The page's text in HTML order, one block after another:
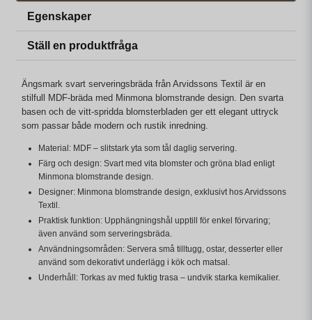
Egenskaper
Ställ en produktfråga
Ängsmark svart serveringsbräda från Arvidssons Textil är en
stilfull MDF-bräda med Minmona blomstrande design. Den svarta
basen och de vitt-spridda blomsterbladen ger ett elegant uttryck
som passar både modern och rustik inredning.
Material: MDF – slitstark yta som tål daglig servering.
Färg och design: Svart med vita blomster och gröna blad enligt
Minmona blomstrande design.
Designer: Minmona blomstrande design, exklusivt hos Arvidssons
Textil.
Praktisk funktion: Upphängningshål upptill för enkel förvaring;
även använd som serveringsbräda.
Användningsområden: Servera små tilltugg, ostar, desserter eller
använd som dekorativt underlägg i kök och matsal.
Underhåll: Torkas av med fuktig trasa – undvik starka kemikalier.